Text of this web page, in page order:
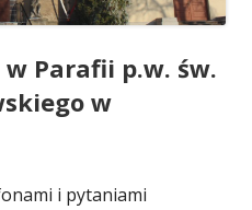
Parafii p.w. św.
w
i pytaniami